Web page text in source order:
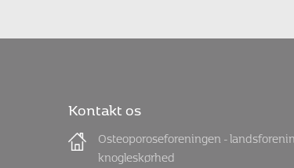
Kontakt os
Osteoporoseforeningen -
knogleskørhed